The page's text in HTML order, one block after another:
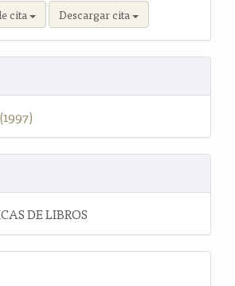
cita Descargar cita
DE LIBROS